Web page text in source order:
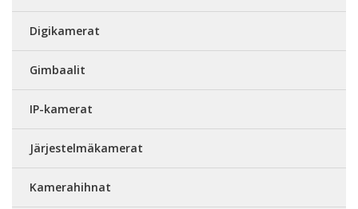
Digikamerat
Gimbaalit
IP-kamerat
Järjestelmäkamerat
Kamerahihnat